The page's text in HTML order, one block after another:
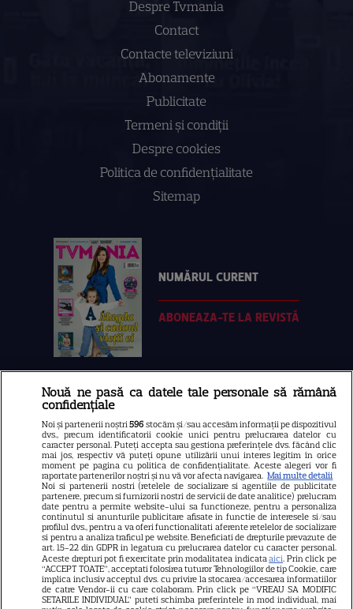
Despre Tvmania
Contact
Contacte televiziuni
Abonamente
Publicitate
Termeni și condiții
Despre cookies
Politica de confidenţialitate
Sitemap
NUMĂRUL CURENT
ABONEAZA-TE LA REVISTĂ
Libertatea
Libertatea pentru femei
GSP
Știri mondene
Avantaje
Elle
Unica
Retete practice
Nouă ne pasă ca datele tale personale să rămână
confidențiale
Noi și partenerii noștri596 stocăm și/sau accesăm informații pe dispozitivul
dvs., precum identificatorii cookie unici pentru prelucrarea datelor cu
caracter personal. Puteți accepta sau gestiona preferințele dvs. făcând clic
mai jos, respectiv vă puteți opune utilizării unui interes legitim în orice
moment pe pagina cu politica de confidențialitate. Aceste alegeri vor fi
raportate partenerilor noștri și nu vă vor afecta navigarea. Mai multe detalii
Noi si partenerii nostri (retelele de socializare si agentiile de publicitate
partenere, precum si furnizorii nostri de servicii de date analitice) prelucram
date pentru a permite website-ului sa functioneze, pentru a personaliza
continutul si anunturile publicitare afisate in functie de interesele si/sau
profilul dvs., pentru a va oferi functionalitati aferente retelelor de socializare
si pentru a analiza traficul pe website. Beneficiati de drepturile prevazute de
art. 15-22 din GDPR in legatura cu prelucrarea datelor cu caracter personal.
Aceste drepturi pot fi exercitate prin modalitatea indicataaici. Prin click pe
“ACCEPT TOATE”, acceptati folosirea tuturor Tehnologiilor de tip Cookie, care
implica inclusiv acceptul dvs. cu privire la stocarea/accesarea informatiilor
de catre Vendor-ii cu care colaboram. Prin click pe “VREAU SA MODIFIC
SETARILE INDIVIDUAL” puteti schimba preferintele in mod individual, mai